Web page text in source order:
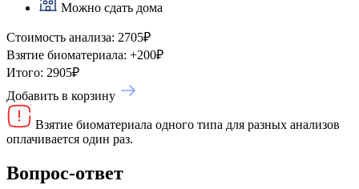
Можно сдать дома
Стоимость анализа: 2705₽
Взятие биоматериала: +200₽
Итого: 2905₽
Добавить в корзину
Взятие биоматериала одного типа для разных анализов
оплачивается один раз.
Вопрос-ответ